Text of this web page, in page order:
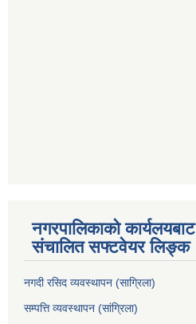
नगरपालिकाको कार्यलयबाट
संचालित सफ्टवेयर लिङ्क
नगदी रसिद व्यवस्थापन (साग्रिला)
सम्पत्ति व्यवस्थापन (सांग्रिला)